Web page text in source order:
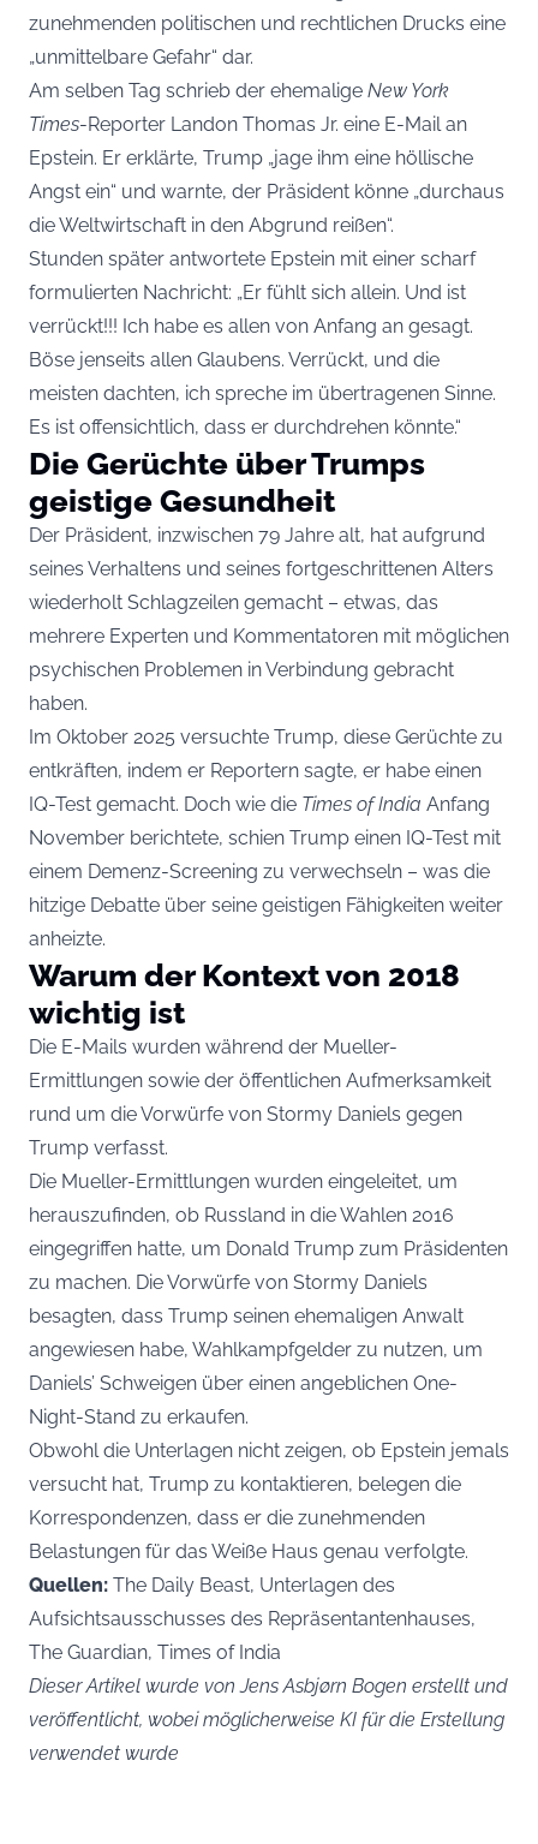
zunehmenden politischen und rechtlichen Drucks eine
„unmittelbare Gefahr“ dar.
Am selben Tag schrieb der ehemalige New York
Times-Reporter Landon Thomas Jr. eine E-Mail an
Epstein. Er erklärte, Trump „jage ihm eine höllische
Angst ein“ und warnte, der Präsident könne „durchaus
die Weltwirtschaft in den Abgrund reißen“.
Stunden später antwortete Epstein mit einer scharf
formulierten Nachricht: „Er fühlt sich allein. Und ist
verrückt!!! Ich habe es allen von Anfang an gesagt.
Böse jenseits allen Glaubens. Verrückt, und die
meisten dachten, ich spreche im übertragenen Sinne.
Es ist offensichtlich, dass er durchdrehen könnte.“
Die Gerüchte über Trumps
geistige Gesundheit
Der Präsident, inzwischen 79 Jahre alt, hat aufgrund
seines Verhaltens und seines fortgeschrittenen Alters
wiederholt Schlagzeilen gemacht – etwas, das
mehrere Experten und Kommentatoren mit möglichen
psychischen Problemen in Verbindung gebracht
haben.
Im Oktober 2025 versuchte Trump, diese Gerüchte zu
entkräften, indem er Reportern sagte, er habe einen
IQ-Test gemacht. Doch wie die Times of India Anfang
November berichtete, schien Trump einen IQ-Test mit
einem Demenz-Screening zu verwechseln – was die
hitzige Debatte über seine geistigen Fähigkeiten weiter
anheizte.
Warum der Kontext von 2018
wichtig ist
Die E-Mails wurden während der Mueller-
Ermittlungen sowie der öffentlichen Aufmerksamkeit
rund um die Vorwürfe von Stormy Daniels gegen
Trump verfasst.
Die Mueller-Ermittlungen wurden eingeleitet, um
herauszufinden, ob Russland in die Wahlen 2016
eingegriffen hatte, um Donald Trump zum Präsidenten
zu machen. Die Vorwürfe von Stormy Daniels
besagten, dass Trump seinen ehemaligen Anwalt
angewiesen habe, Wahlkampfgelder zu nutzen, um
Daniels’ Schweigen über einen angeblichen One-
Night-Stand zu erkaufen.
Obwohl die Unterlagen nicht zeigen, ob Epstein jemals
versucht hat, Trump zu kontaktieren, belegen die
Korrespondenzen, dass er die zunehmenden
Belastungen für das Weiße Haus genau verfolgte.
Quellen: The Daily Beast, Unterlagen des
Aufsichtsausschusses des Repräsentantenhauses,
The Guardian, Times of India
Dieser Artikel wurde von Jens Asbjørn Bogen erstellt und
veröffentlicht, wobei möglicherweise KI für die Erstellung
verwendet wurde